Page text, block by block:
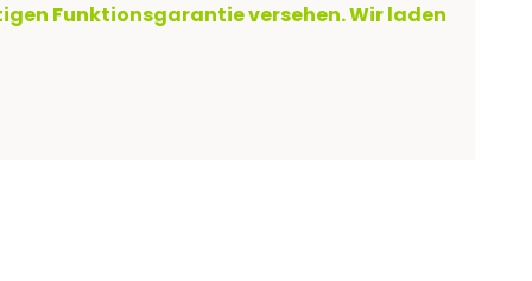
Funktionsgarantie versehen. Wir laden